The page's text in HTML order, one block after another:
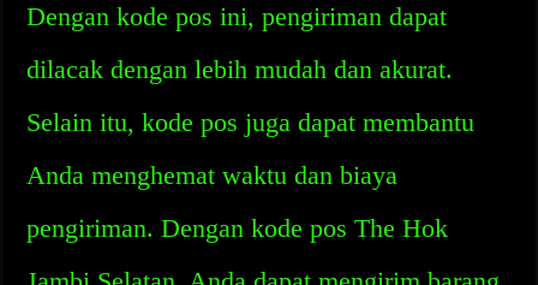
Dengan kode pos ini, pengiriman dapat
dilacak dengan lebih mudah dan akurat.
Selain itu, kode pos juga dapat membantu
Anda menghemat waktu dan biaya
pengiriman. Dengan kode pos The Hok